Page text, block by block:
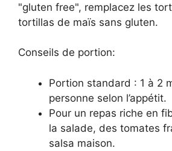
"gluten free", remplacez les
tortillas de maïs sans gluten.
Conseils de portion:
Portion standard : 1 à 2
personne selon l’appétit.
Pour un repas riche en
la salade, des tomates
salsa maison.